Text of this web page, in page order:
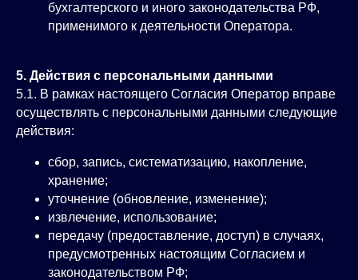
бухгалтерского и иного законодательства РФ,
применимого к деятельности Оператора.
5. Действия с персональными данными
5.1. В рамках настоящего Согласия Оператор вправе
осуществлять с персональными данными следующие
действия:
сбор, запись, систематизацию, накопление,
хранение;
уточнение (обновление, изменение);
извлечение, использование;
передачу (предоставление, доступ) в случаях,
предусмотренных настоящим Согласием и
законодательством РФ;